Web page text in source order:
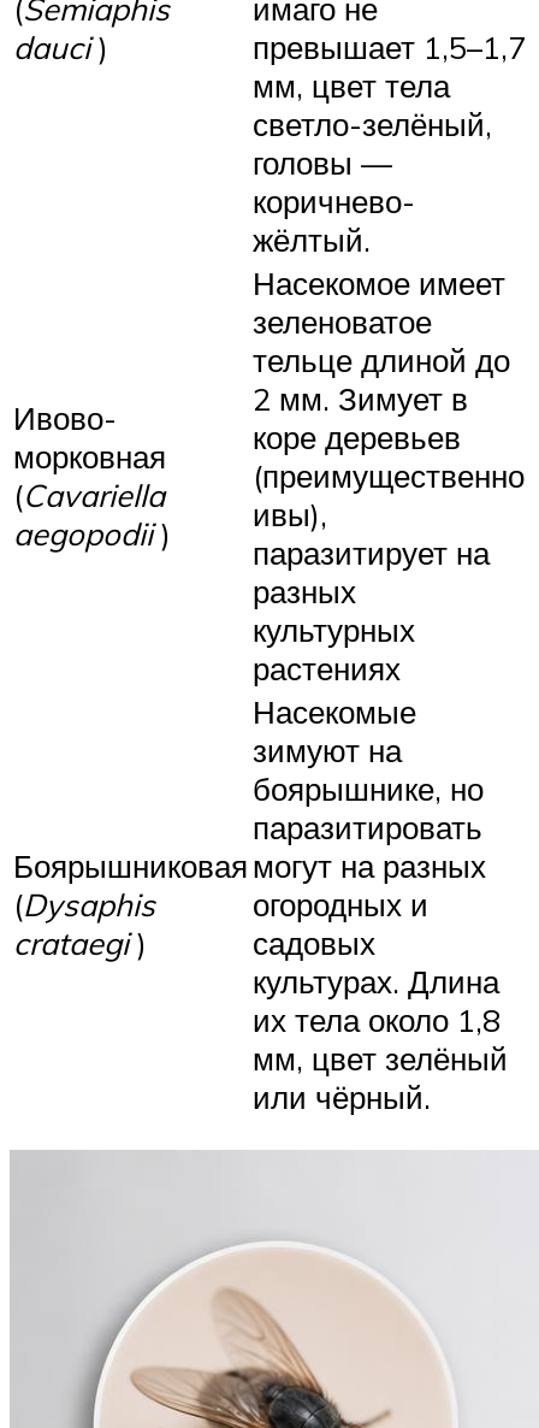
(Semiaphis
dauci)
имаго не
превышает 1,5–1,7
мм, цвет тела
светло-зелёный,
головы —
коричнево-
жёлтый.
Ивово-
морковная
(Cavariella
aegopodii)
Насекомое имеет
зеленоватое
тельце длиной до
2 мм. Зимует в
коре деревьев
(преимущественно
ивы),
паразитирует на
разных
культурных
растениях
Боярышниковая
(Dysaphis
crataegi)
Насекомые
зимуют на
боярышнике, но
паразитировать
могут на разных
огородных и
садовых
культурах. Длина
их тела около 1,8
мм, цвет зелёный
или чёрный.